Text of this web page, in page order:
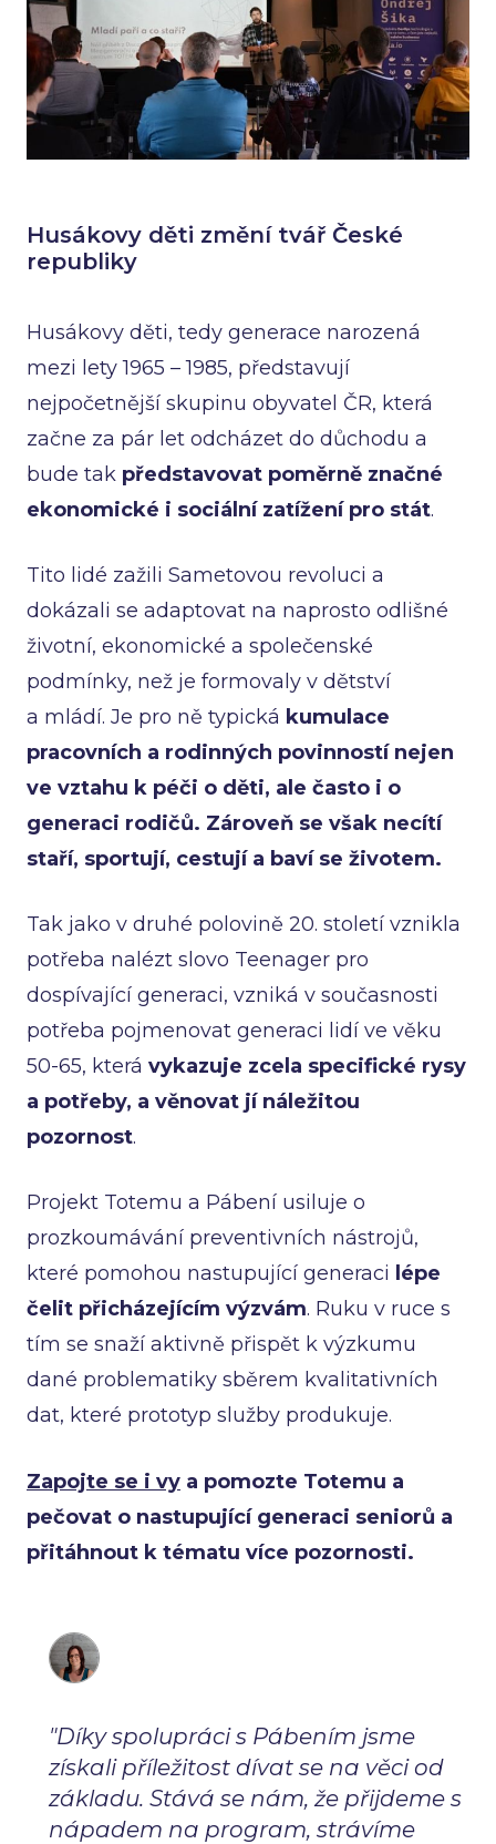
Husákovy děti změní tvář České
republiky
Husákovy děti, tedy generace narozená
mezi lety 1965 – 1985, představují
nejpočetnější skupinu obyvatel ČR, která
začne za pár let odcházet do důchodu a
bude tak představovat poměrně značné
ekonomické i sociální zatížení pro stát.
Tito lidé zažili Sametovou revoluci a
dokázali se adaptovat na naprosto odlišné
životní, ekonomické a společenské
podmínky, než je formovaly v dětství
a mládí. Je pro ně typická kumulace
pracovních a rodinných povinností nejen
ve vztahu k péči o děti, ale často i o
generaci rodičů. Zároveň se však necítí
staří, sportují, cestují a baví se životem.
Tak jako v druhé polovině 20. století vznikla
potřeba nalézt slovo Teenager pro
dospívající generaci, vzniká v současnosti
potřeba pojmenovat generaci lidí ve věku
50-65, která vykazuje zcela specifické rysy
a potřeby, a věnovat jí náležitou
pozornost.
Projekt Totemu a Pábení usiluje o
prozkoumávání preventivních nástrojů,
které pomohou nastupující generaci lépe
čelit přicházejícím výzvám. Ruku v ruce s
tím se snaží aktivně přispět k výzkumu
dané problematiky sběrem kvalitativních
dat, které prototyp služby produkuje.
Zapojte se i vy a pomozte Totemu a
pečovat o nastupující generaci seniorů a
přitáhnout k tématu více pozornosti.
"Díky spolupráci s Pábením jsme
získali příležitost dívat se na věci od
základu. Stává se nám, že přijdeme s
nápadem na program, strávíme